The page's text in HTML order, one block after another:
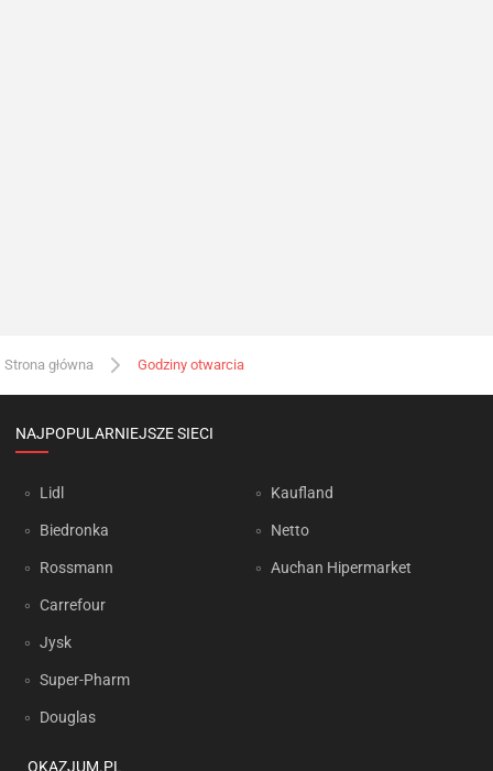
Strona główna Godziny otwarcia
NAJPOPULARNIEJSZE SIECI
Lidl
Biedronka
Rossmann
Carrefour
Jysk
Super-Pharm
Douglas
Kaufland
Netto
Auchan Hipermarket
OKAZJUM.PL